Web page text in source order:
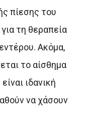
πίεσης του
τη θεραπεία
Ακόμα,
το αίσθημα
ιδανική
να χάσουν